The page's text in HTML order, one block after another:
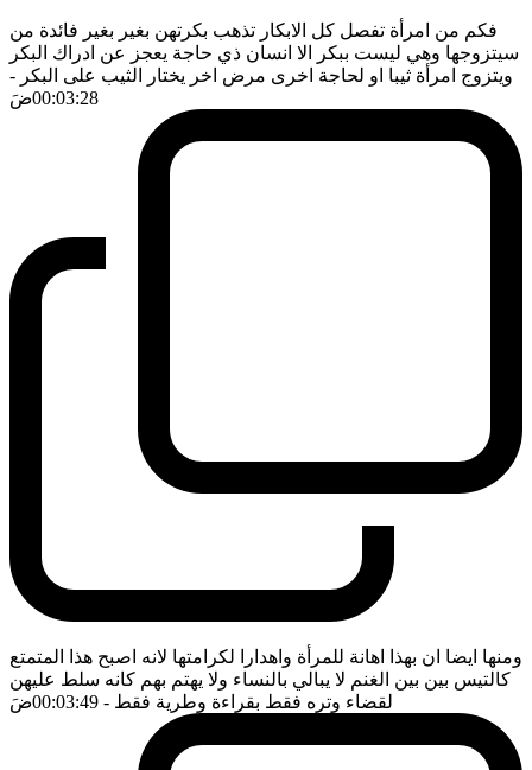
فكم من امرأة تفصل كل الابكار تذهب بكرتهن بغير بغير فائدة من
سيتزوجها وهي ليست ببكر الا انسان ذي حاجة يعجز عن ادراك البكر
ويتزوج امرأة ثيبا او لحاجة اخرى مرض اخر يختار الثيب على البكر -
00:03:28ضَ
ومنها ايضا ان بهذا اهانة للمرأة واهدارا لكرامتها لانه اصبح هذا المتمتع
كالتيس بين بين الغنم لا يبالي بالنساء ولا يهتم بهم كانه سلط عليهن
لقضاء وتره فقط بقراءة وطرية فقط - 00:03:49 ضَ